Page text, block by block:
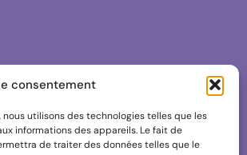
consentement
nous utilisons des technologies telles que les
informations des appareils. Le fait de
de traiter des données telles que le